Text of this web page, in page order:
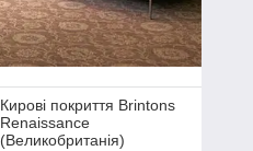
Кирові покриття Brintons
Renaissance
(Великобританія)